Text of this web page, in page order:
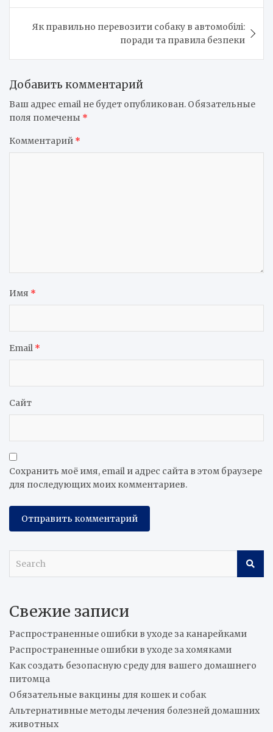
Як правильно перевозити собаку в автомобілі:
поради та правила безпеки
Добавить комментарий
Ваш адрес email не будет опубликован. Обязательные
поля помечены *
Комментарий *
Имя *
Email *
Сайт
Сохранить моё имя, email и адрес сайта в этом браузере
для последующих моих комментариев.
c
Свежие записи
Распространенные ошибки в уходе за канарейками
Распространенные ошибки в уходе за хомяками
Как создать безопасную среду для вашего домашнего
питомца
Обязательные вакцины для кошек и собак
Альтернативные методы лечения болезней домашних
животных